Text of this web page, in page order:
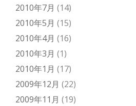
2010年7月 (14)
2010年5月 (15)
2010年4月 (16)
2010年3月 (1)
2010年1月 (17)
2009年12月 (22)
2009年11月 (19)